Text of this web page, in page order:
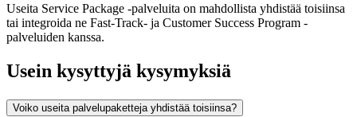
Useita Service Package -palveluita on mahdollista yhdistää toisiinsa
tai integroida ne Fast-Track- ja Customer Success Program -
palveluiden kanssa.
Usein kysyttyjä kysymyksiä
Voiko useita palvelupaketteja yhdistää toisiinsa?